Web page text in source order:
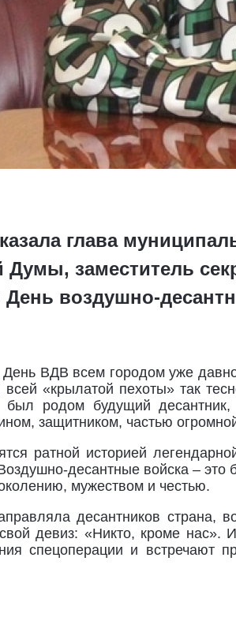
глава
Думы, заместитель
День воздушно-
ВДВ всем городом уже
«крылатой пехоты» так
был родом будущий
защитником, частью
ратной историей
десантные войска –
мужеством и честью.
десантников страна,
девиз: «Никто, кроме нас».
спецоперации и встречают